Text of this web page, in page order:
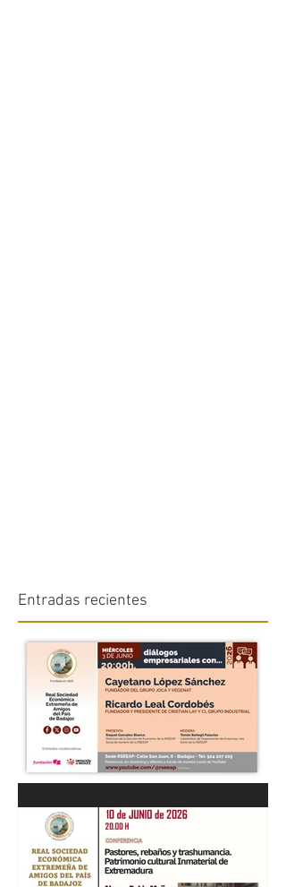
Entradas recientes
“DIÁLOGOS EMPRESARIALES
CON...” Cayetano López
Sánchez y Ricardo Leal